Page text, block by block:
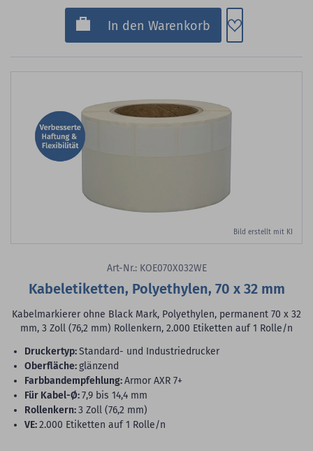
In den Warenkorb Zum
Bild erstellt mit KI
Art-Nr.: KOE070X032WE
Kabeletiketten, Polyethylen, 70 x 32 mm
Kabelmarkierer ohne Black Mark, Polyethylen, permanent 70 x 32
mm, 3 Zoll (76,2 mm) Rollenkern, 2.000 Etiketten auf 1 Rolle/n
Druckertyp:Standard- und Industriedrucker
Oberfläche:glänzend
Farbbandempfehlung:Armor AXR 7+
für Kabel-Ø:7,9 bis 14,4 mm
Rollenkern:3 Zoll (76,2 mm)
VE:2.000 Etiketten auf 1 Rolle/n